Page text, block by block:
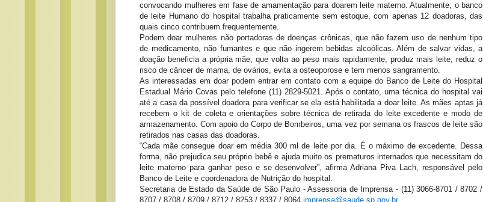
convocando mulheres em fase de amamentação para doarem leite materno. Atualmente, o banco
de leite Humano do hospital trabalha praticamente sem estoque, com apenas 12 doadoras, das
quais cinco contribuem frequentemente.
Podem doar mulheres não portadoras de doenças crônicas, que não fazem uso de nenhum tipo
de medicamento, não fumantes e que não ingerem bebidas alcoólicas. Além de salvar vidas, a
doação beneficia a própria mãe, que volta ao peso mais rapidamente, produz mais leite, reduz o
risco de câncer de mama, de ovários, evita a osteoporose e tem menos sangramento.
As interessadas em doar podem entrar em contato com a equipe do Banco de Leite do Hospital
Estadual Mário Covas pelo telefone (11) 2829-5021. Após o contato, uma técnica do hospital vai
até a casa da possível doadora para verificar se ela está habilitada a doar leite. As mães aptas já
recebem o kit de coleta e orientações sobre técnica de retirada do leite excedente e modo de
armazenamento. Com apoio do Corpo de Bombeiros, uma vez por semana os frascos de leite são
retirados nas casas das doadoras.
“Cada mãe consegue doar em média 300 ml de leite por dia. É o máximo de excedente. Dessa
forma, não prejudica seu próprio bebê e ajuda muito os prematuros internados que necessitam do
leite materno para ganhar peso e se desenvolver”, afirma Adriana Piva Lach, responsável pelo
Banco de Leite e coordenadora de Nutrição do hospital.
Secretaria de Estado da Saúde de São Paulo - Assessoria de Imprensa - (11) 3066-8701 / 8702 /
8707 / 8708 / 8709 / 8712 / 8253 / 8337 / 8064 imprensa@saude.sp.gov.br